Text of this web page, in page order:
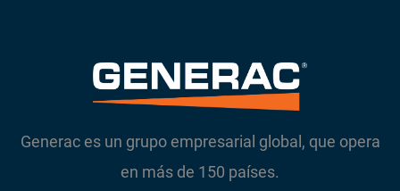
Generac es un grupo empresarial global, que opera
en más de 150 países.